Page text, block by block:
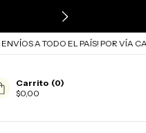
TODO EL PAÍS! POR VÍA CARGO Y
Carrito (0)
$0,00